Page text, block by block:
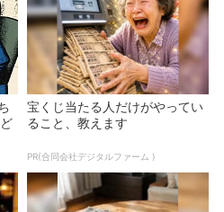
宝くじ当たる人だけがやってい
ること、教えます
PR(合同会社デジタルファーム )